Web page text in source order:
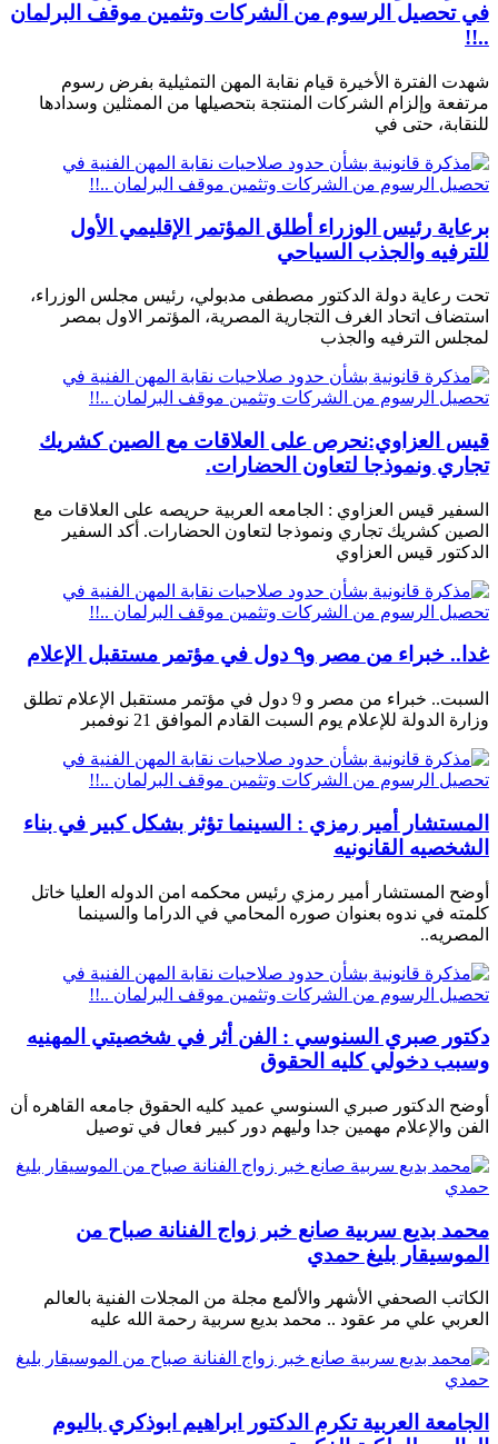
في تحصيل الرسوم من الشركات وتثمين موقف البرلمان
..!!
شهدت الفترة الأخيرة قيام نقابة المهن التمثيلية بفرض رسوم
مرتفعة وإلزام الشركات المنتجة بتحصيلها من الممثلين وسدادها
للنقابة، حتى في
برعاية رئيس الوزراء أطلق المؤتمر الإقليمي الأول
للترفيه والجذب السياحي
تحت رعاية دولة الدكتور مصطفى مدبولي، رئيس مجلس الوزراء،
استضاف اتحاد الغرف التجارية المصرية، المؤتمر الاول بمصر
لمجلس الترفيه والجذب
قيس العزاوي:نحرص على العلاقات مع الصين كشريك
تجاري ونموذجا لتعاون الحضارات.
السفير قيس العزاوي : الجامعه العربية حريصه على العلاقات مع
الصين كشريك تجاري ونموذجا لتعاون الحضارات. أكد السفير
الدكتور قيس العزاوي
غدا.. خبراء من مصر و٩ دول في مؤتمر مستقبل الإعلام
السبت.. خبراء من مصر و 9 دول في مؤتمر مستقبل الإعلام تطلق
وزارة الدولة للإعلام يوم السبت القادم الموافق 21 نوفمبر
المستشار أمير رمزي : السينما تؤثر بشكل كبير في بناء
الشخصيه القانونيه
أوضح المستشار أمير رمزي رئيس محكمه امن الدوله العليا خاتل
كلمته في ندوه بعنوان صوره المحامي في الدراما والسينما
المصريه..
دكتور صبري السنوسي : الفن أثر في شخصيتي المهنيه
وسبب دخولي كليه الحقوق
أوضح الدكتور صبري السنوسي عميد كليه الحقوق جامعه القاهره أن
الفن والإعلام مهمين جدا وليهم دور كبير فعال في توصيل
محمد بديع سربية صانع خبر زواج الفنانة صباح من
الموسيقار بليغ حمدي
الكاتب الصحفي الأشهر والألمع مجلة من المجلات الفنية بالعالم
العربي علي مر عقود .. محمد بديع سربية رحمة الله عليه
الجامعة العربية تكرم الدكتور ابراهيم ابوذكري باليوم